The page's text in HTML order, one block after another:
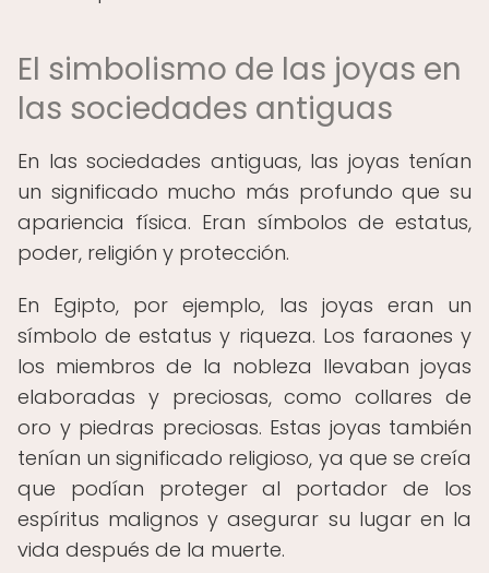
El simbolismo de las joyas en
las sociedades antiguas
En las sociedades antiguas, las joyas tenían
un significado mucho más profundo que su
apariencia física. Eran símbolos de estatus,
poder, religión y protección.
En Egipto, por ejemplo, las joyas eran un
símbolo de estatus y riqueza. Los faraones y
los miembros de la nobleza llevaban joyas
elaboradas y preciosas, como collares de
oro y piedras preciosas. Estas joyas también
tenían un significado religioso, ya que se creía
que podían proteger al portador de los
espíritus malignos y asegurar su lugar en la
vida después de la muerte.